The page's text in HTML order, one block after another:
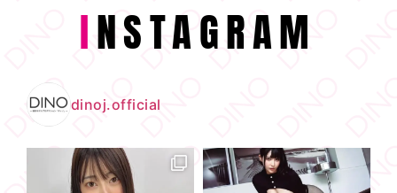
INSTAGRAM
dinoj.official